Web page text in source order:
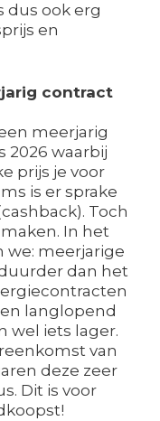
dus ook erg
en
contract
meerjarig
2026 waarbij
prijs je voor
is er sprake
Toch
In het
meerjarige
dan het
langlopend
wel iets lager.
van
deze zeer
Dit is voor